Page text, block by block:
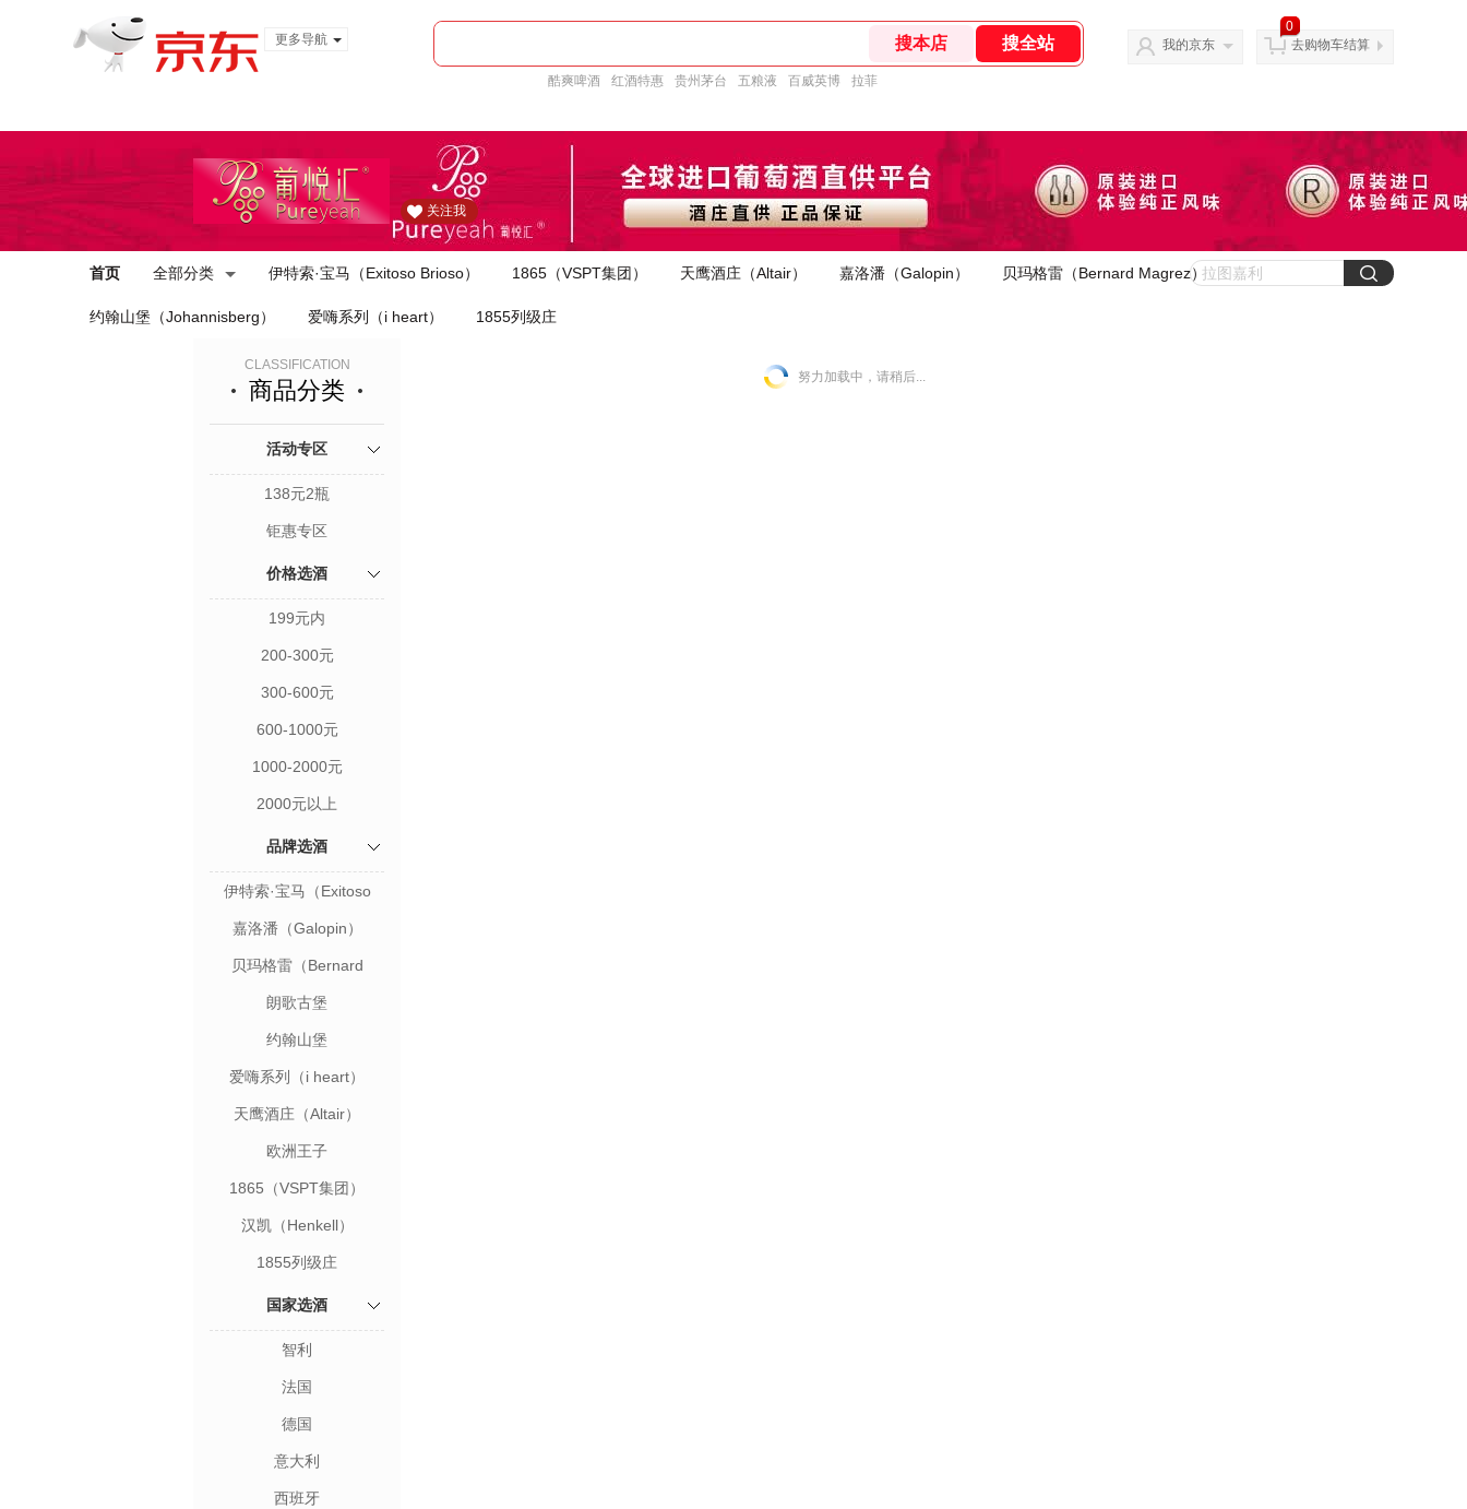
更多导航
酷爽啤酒 红酒特惠 贵州茅台 五粮液 百威英博 拉菲
我的京东
0
去购物车结算
关注我
首页 全部分类 伊特索·宝马（Exitoso Brioso） 1865（VSPT集团） 天鹰酒庄（Altair） 嘉洛潘（Galopin） 贝玛格雷（Bernard Magrez）
约翰山堡（Johannisberg） 爱嗨系列（i heart） 1855列级庄
CLASSIFICATION
商品分类
活动专区
138元2瓶
钜惠专区
价格选酒
199元内
200-300元
300-600元
600-1000元
1000-2000元
2000元以上
品牌选酒
伊特索·宝马（Exitoso
Brioso）
嘉洛潘（Galopin）
贝玛格雷（Bernard
Magrez）
朗歌古堡
约翰山堡
（Johannisberg）
爱嗨系列（i heart）
天鹰酒庄（Altair）
欧洲王子
1865（VSPT集团）
汉凯（Henkell）
1855列级庄
国家选酒
智利
法国
德国
意大利
西班牙
努力加载中，请稍后...